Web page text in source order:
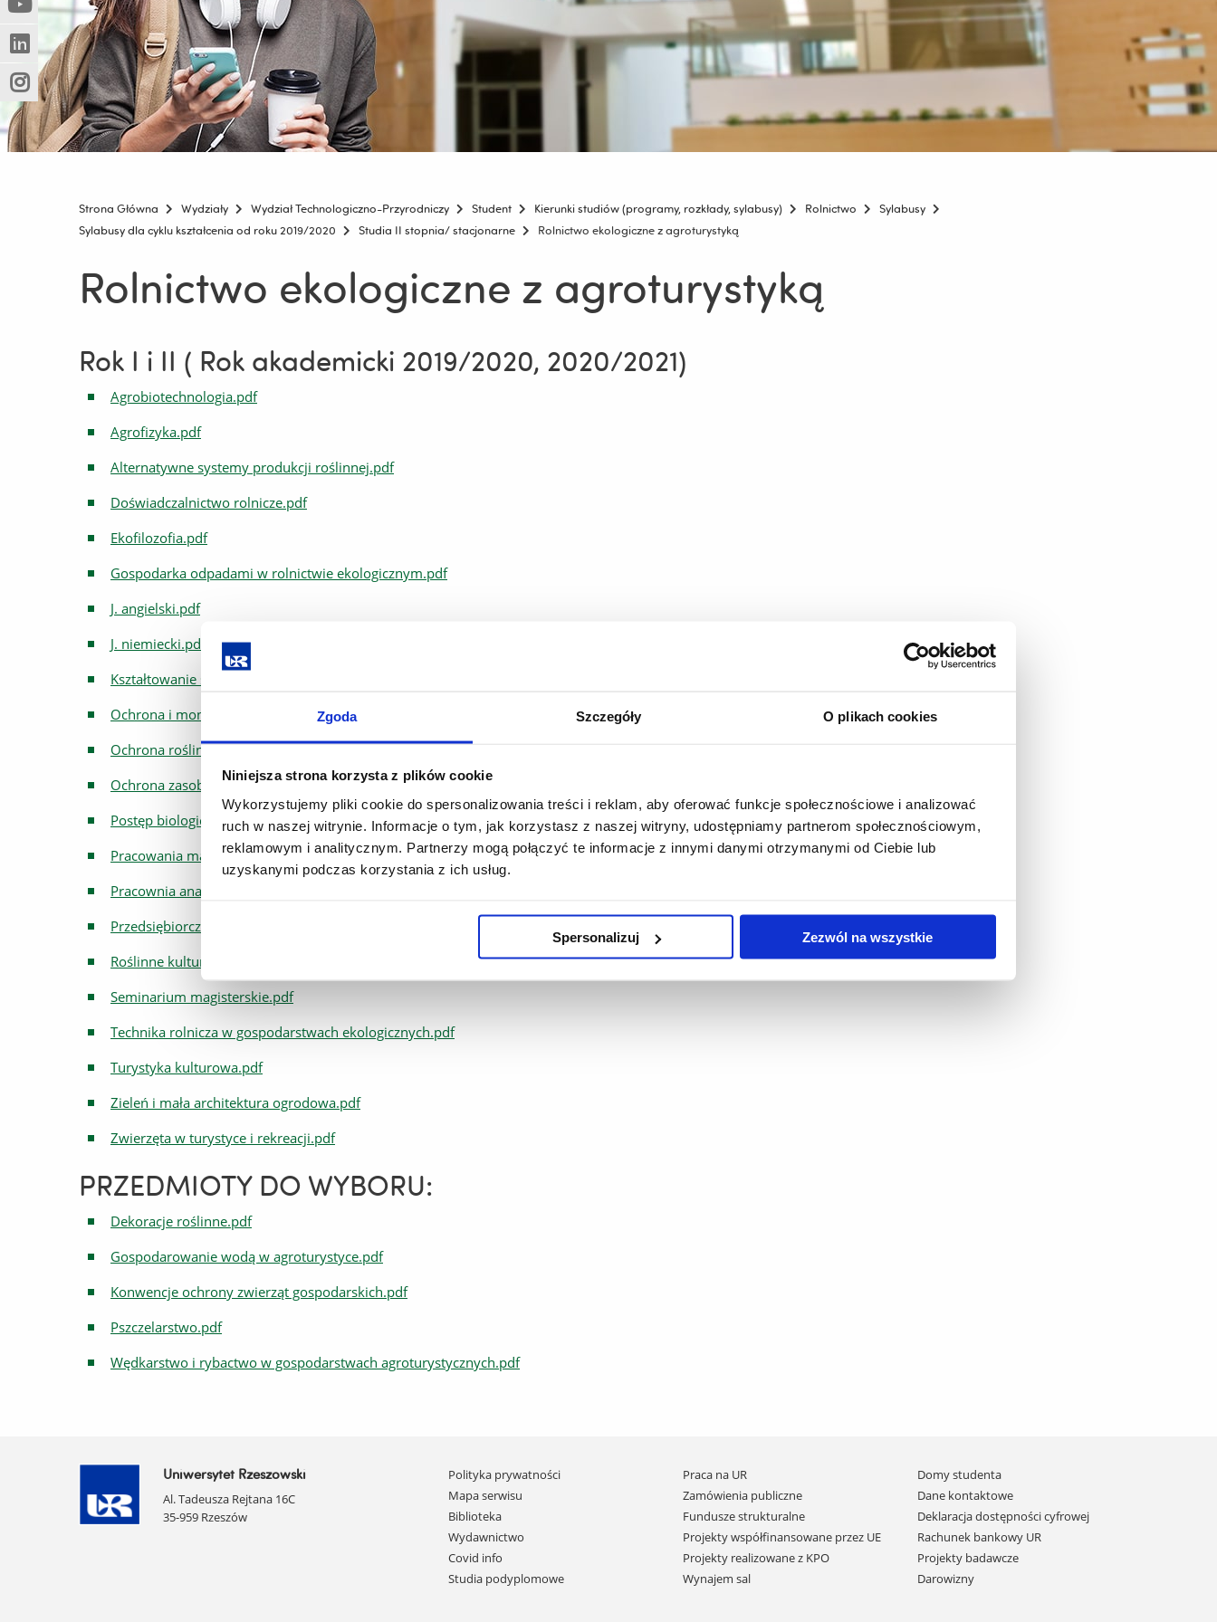
Zgoda Szczegóły O plikach cookies
Niniejsza strona korzysta z plików cookie
Wykorzystujemy pliki cookie do spersonalizowania treści i reklam, aby oferować funkcje społecznościowe i analizować
ruch w naszej witrynie. Informacje o tym, jak korzystasz z naszej witryny, udostępniamy partnerom społecznościowym,
reklamowym i analitycznym. Partnerzy mogą połączyć te informacje z innymi danymi otrzymanymi od Ciebie lub
uzyskanymi podczas korzystania z ich usług.
Spersonalizuj Zezwól na wszystkie
innej
strony)
(Nowe
okno)
(Link
do
innej
strony)
(Nowe
okno)
(Link
do
innej
strony)
(Nowe
okno)
(Link
do
innej
strony)
Strona Główna Wydziały Wydział Technologiczno-Przyrodniczy Student Kierunki studiów (programy, rozkłady, sylabusy) Rolnictwo
Sylabusy
Sylabusy dla cyklu kształcenia od roku 2019/2020
Studia II stopnia/ stacjonarne Rolnictwo ekologiczne z agroturystyką
Rolnictwo ekologiczne z agroturystyką
Rok I i II ( Rok akademicki 2019/2020, 2020/2021)
Agrobiotechnologia.pdf
Agrofizyka.pdf
Alternatywne systemy produkcji roślinnej.pdf
Doświadczalnictwo rolnicze.pdf
Ekofilozofia.pdf
Gospodarka odpadami w rolnictwie ekologicznym.pdf
J. angielski.pdf
J. niemiecki.pdf
Kształtowanie środowiska.pdf
Ochrona i monitoring gleb.pdf
Ochrona roślin w gospodarstwach ekol....pdf
Ochrona zasobów genetycznych zwierząt.pdf
Postęp biologiczny w produkcji roślinnej.pdf
Pracowania magisterska.pdf
Pracownia analiz instrumentalnych.pdf
Przedsiębiorczość w rolnictwie.pdf
Roślinne kultury in vitro.pdf
Seminarium magisterskie.pdf
Technika rolnicza w gospodarstwach ekologicznych.pdf
Turystyka kulturowa.pdf
Zieleń i mała architektura ogrodowa.pdf
Zwierzęta w turystyce i rekreacji.pdf
PRZEDMIOTY DO WYBORU:
Dekoracje roślinne.pdf
Gospodarowanie wodą w agroturystyce.pdf
Konwencje ochrony zwierząt gospodarskich.pdf
Pszczelarstwo.pdf
Wędkarstwo i rybactwo w gospodarstwach agroturystycznych.pdf
Uniwersytet Rzeszowski
Al. Tadeusza Rejtana 16C
35-959 Rzeszów
Pomiń
nawigację
i
przejdź
do
treści
Polityka prywatności
Mapa serwisu
Biblioteka
Wydawnictwo
Covid info
Studia podyplomowe
Praca na UR
Zamówienia publiczne
Fundusze strukturalne
Projekty współfinansowane przez UE
Projekty realizowane z KPO
Wynajem sal
Domy studenta
Dane kontaktowe
Deklaracja dostępności cyfrowej
Rachunek bankowy UR
Projekty badawcze
Darowizny